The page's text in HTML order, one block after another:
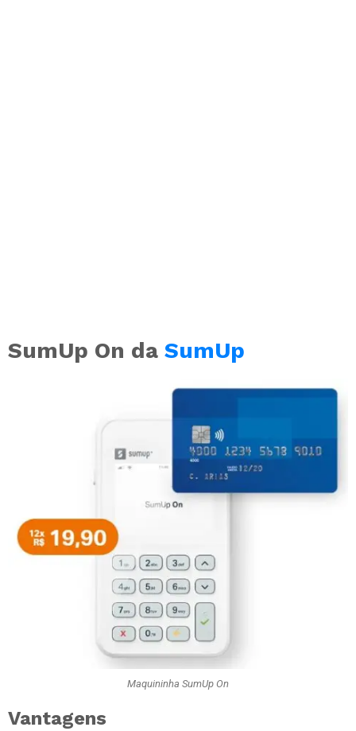
SumUp On da SumUp
Maquininha SumUp On
Vantagens